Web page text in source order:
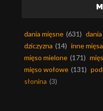
dania mięsne (631)
dziczyzna (14) inne mięsa
mięso mielone (171)
mięso wołowe (131)
słonina (3)